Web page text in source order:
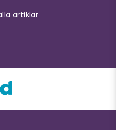
artiklar